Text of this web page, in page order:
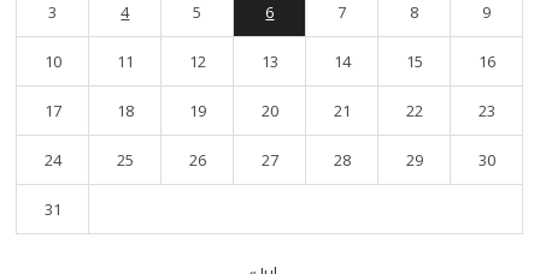
3 4 5 6 7 8 9
10 11 12 13 14 15 16
17 18 19 20 21 22 23
24 25 26 27 28 29 30
31